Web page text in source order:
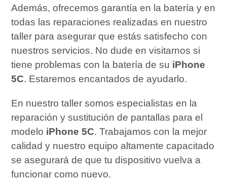
Además, ofrecemos garantía en la batería y en
todas las reparaciones realizadas en nuestro
taller para asegurar que estás satisfecho con
nuestros servicios. No dude en visitarnos si
tiene problemas con la batería de su iPhone
5C. Estaremos encantados de ayudarlo.
En nuestro taller somos especialistas en la
reparación y sustitución de pantallas para el
modelo iPhone 5C. Trabajamos con la mejor
calidad y nuestro equipo altamente capacitado
se asegurará de que tu dispositivo vuelva a
funcionar como nuevo.